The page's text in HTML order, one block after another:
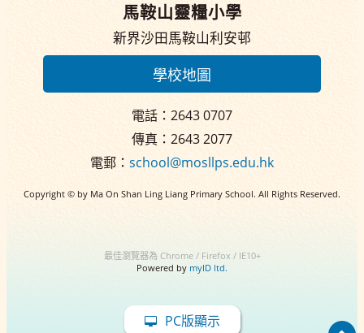
馬鞍山靈糧小學
新界沙田馬鞍山利安邨
學校地圖
電話：2643 0707
傳真：2643 2077
電郵：school@mosllps.edu.hk
Copyright © by Ma On Shan Ling Liang Primary School. All Rights Reserved.
最佳瀏覽器為 Chrome / Firefox / IE10+
Powered by myID ltd.
PC版顯示